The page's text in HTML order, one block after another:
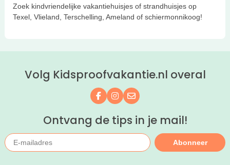
Zoek kindvriendelijke vakantiehuisjes of strandhuisjes op
Texel, Vlieland, Terschelling, Ameland of schiermonnikoog!
Volg Kidsproofvakantie.nl overal
Volg ons op Facebook
Volg ons op Instagram
Mail ons
Ontvang de tips in je mail!
Abonneer